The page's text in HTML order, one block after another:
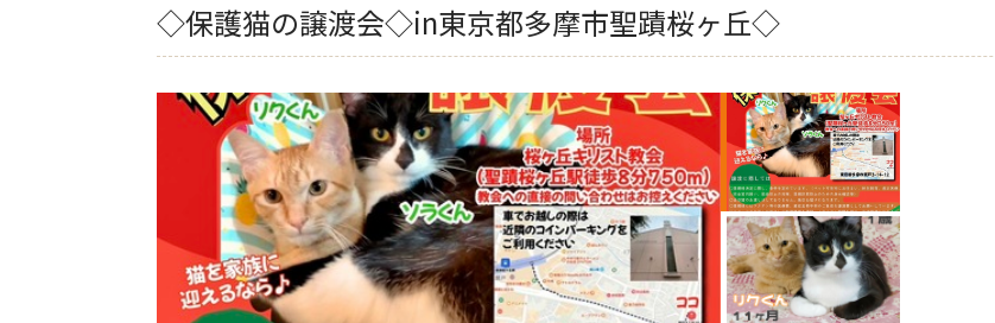
◇保護猫の譲渡会◇in東京都多摩市聖蹟桜ヶ丘◇